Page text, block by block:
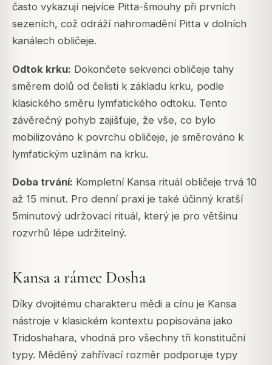
často vykazují nejvíce Pitta-šmouhy při prvních
sezeních, což odráží nahromadění Pitta v dolních
kanálech obličeje.
Odtok krku: Dokončete sekvenci obličeje tahy
směrem dolů od čelisti k základu krku, podle
klasického směru lymfatického odtoku. Tento
závěrečný pohyb zajišťuje, že vše, co bylo
mobilizováno k povrchu obličeje, je směrováno k
lymfatickým uzlinám na krku.
Doba trvání: Kompletní Kansa rituál obličeje trvá 10
až 15 minut. Pro denní praxi je také účinný kratší
5minutový udržovací rituál, který je pro většinu
rozvrhů lépe udržitelný.
Kansa a rámec Dosha
Díky dvojitému charakteru mědi a cínu je Kansa
nástroje v klasickém kontextu popisována jako
Tridoshahara, vhodná pro všechny tři konstituční
typy. Měděný zahřívací rozměr podporuje typy